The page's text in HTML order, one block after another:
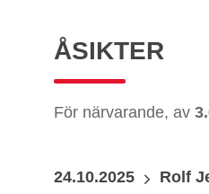
ÅSIKTER
För närvarande, av
24.10.2025 Rolf